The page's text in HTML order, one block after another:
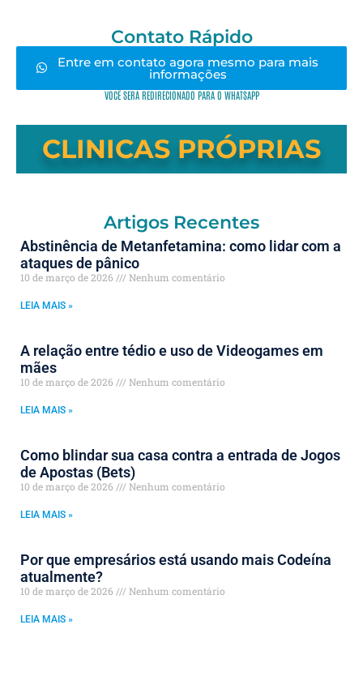
Contato Rápido
Entre em contato agora mesmo para mais
informações
VOCÊ SERÁ REDIRECIONADO PARA O WHATSAPP
CLINICAS PRÓPRIAS
Artigos Recentes
Abstinência de Metanfetamina: como lidar com a
ataques de pânico
10 de março de 2026 Nenhum comentário
LEIA MAIS »
A relação entre tédio e uso de Videogames em
mães
10 de março de 2026 Nenhum comentário
LEIA MAIS »
Como blindar sua casa contra a entrada de Jogos
de Apostas (Bets)
10 de março de 2026 Nenhum comentário
LEIA MAIS »
Por que empresários está usando mais Codeína
atualmente?
10 de março de 2026 Nenhum comentário
LEIA MAIS »